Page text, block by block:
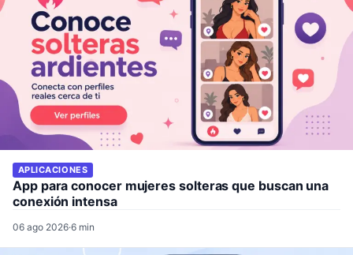
APLICACIONES
App para conocer mujeres solteras que buscan una
conexión intensa
06 ago 2026·6 min